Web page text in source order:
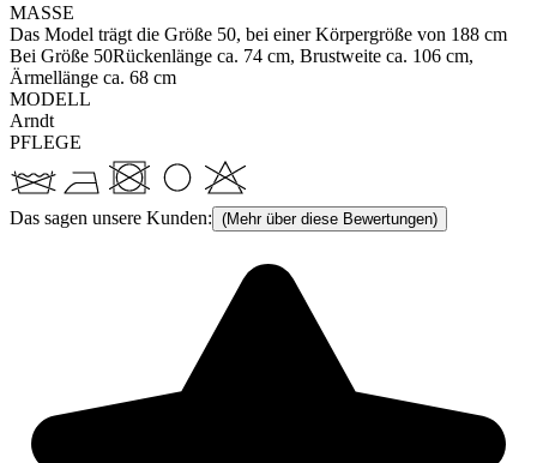
MASSE
Das Model trägt die Größe 50, bei einer Körpergröße von 188 cm
Bei Größe 50Rückenlänge ca. 74 cm, Brustweite ca. 106 cm,
Ärmellänge ca. 68 cm
MODELL
Arndt
PFLEGE
Das sagen unsere Kunden: (Mehr über diese Bewertungen)